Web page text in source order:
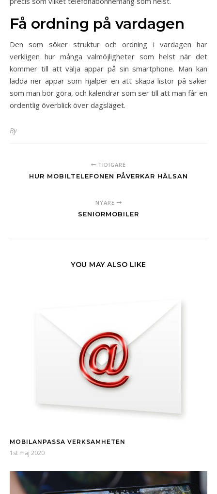
Få ordning på vardagen
Den som söker struktur och ordning i vardagen har
verkligen hur många valmöjligheter som helst när det
kommer till att välja appar på sin smartphone. Man kan
ladda ner appar som hjälper en att skapa listor på saker
som man bör göra, och kalendrar som ser till att man får en
ordentlig överblick över dagsläget.
By
TIDIGARE
HUR MOBILTELEFONEN PÅVERKAR HÄLSAN
NYARE
SENIORMOBILER
YOU MAY ALSO LIKE
MOBILANPASSA VERKSAMHETEN
1st maj 2020